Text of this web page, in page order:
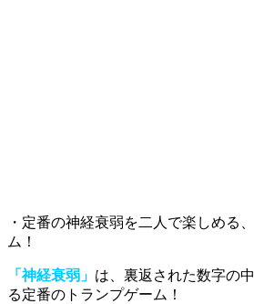
・定番の神経衰弱を二人で楽しめる
ム！
「神経衰弱」 は、裏返された数字の
る定番のトランプゲーム！